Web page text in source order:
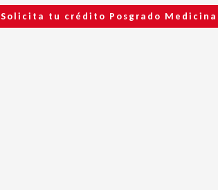
Solicita tu crédito Posgrado Medicina